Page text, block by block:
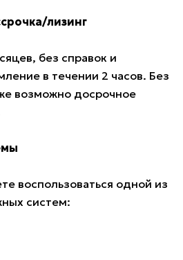
лизинг
без справок и
в течении 2 часов. Без
возможно досрочное
воспользоваться одной из
систем: